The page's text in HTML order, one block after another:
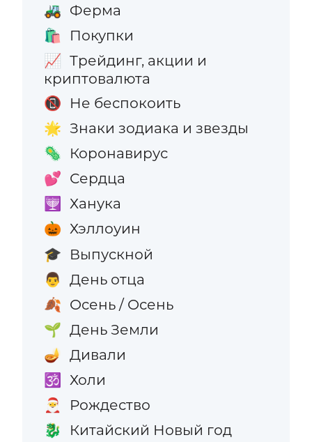
🚜 Ферма
🛍️ Покупки
📈 Трейдинг, акции и
криптовалюта
📵 Не беспокоить
🌟 Знаки зодиака и звезды
🦠 Коронавирус
💕 Сердца
🕎 Ханука
🎃 Хэллоуин
🎓 Выпускной
👨 День отца
🍂 Осень / Осень
🌱 День Земли
🪔 Дивали
🕉️ Холи
🎅 Рождество
🐉 Китайский Новый год